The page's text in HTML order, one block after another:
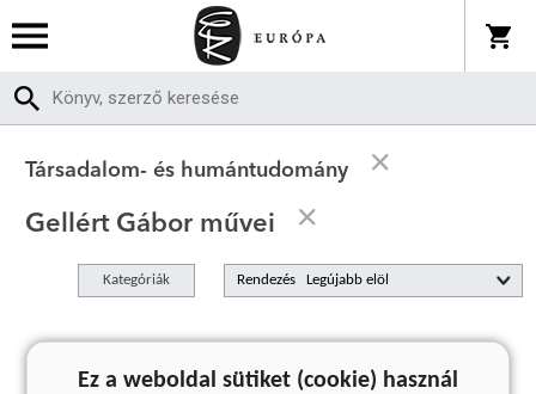
Társadalom- és humántudomány
Gellért Gábor művei
Kategóriák Rendezés
A keresett kifejezésre nincs találat
Ez a weboldal sütiket (cookie) használ